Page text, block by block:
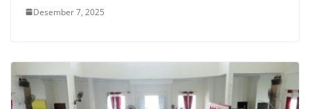
Desember 7, 2025